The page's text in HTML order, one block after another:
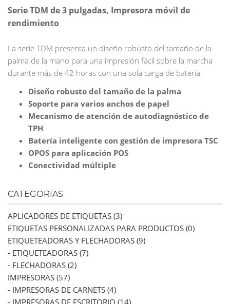
Serie TDM de 3 pulgadas, Impresora móvil de
rendimiento
La serie TDM presenta un diseño robusto del tamaño de la
palma de la mano para una impresión fácil sobre la marcha
durante más de 42 horas con una sola carga de batería.
Diseño robusto del tamaño de la palma
Soporte para varios anchos de papel
Mecanismo de atención de autodiagnóstico de
TPH
Batería inteligente con gestión de impresora TSC
OPOS para aplicación POS
Conectividad múltiple
CATEGORIAS
APLICADORES DE ETIQUETAS (3)
ETIQUETAS PERSONALIZADAS PARA PRODUCTOS (0)
ETIQUETEADORAS Y FLECHADORAS (9)
- ETIQUETEADORAS (7)
- FLECHADORAS (2)
IMPRESORAS (57)
- IMPRESORAS DE CARNETS (4)